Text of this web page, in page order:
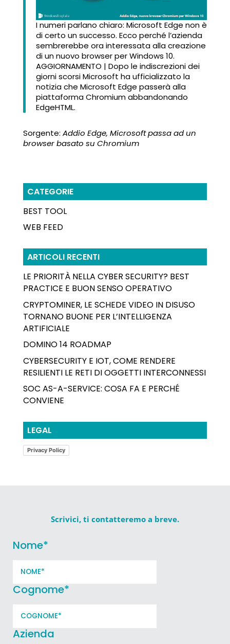
I numeri parlano chiaro: Microsoft Edge non è
di certo un successo. Ecco perché l’azienda
sembrerebbe ora interessata alla creazione
di un nuovo browser per Windows 10.
AGGIORNAMENTO | Dopo le indiscrezioni dei
giorni scorsi Microsoft ha ufficializzato la
notizia che Microsoft Edge passerà alla
piattaforma Chromium abbandonando
EdgeHTML.
Sorgente: Addio Edge, Microsoft passa ad un
browser basato su Chromium
CATEGORIE
BEST TOOL
WEB FEED
ARTICOLI RECENTI
LE PRIORITÀ NELLA CYBER SECURITY? BEST
PRACTICE E BUON SENSO OPERATIVO
CRYPTOMINER, LE SCHEDE VIDEO IN DISUSO
TORNANO BUONE PER L’INTELLIGENZA
ARTIFICIALE
DOMINO 14 ROADMAP
CYBERSECURITY E IOT, COME RENDERE
RESILIENTI LE RETI DI OGGETTI INTERCONNESSI
SOC AS-A-SERVICE: COSA FA E PERCHÉ
CONVIENE
LEGAL
Privacy Policy
Scrivici, ti contatteremo a breve.
Nome*
Cognome*
Azienda